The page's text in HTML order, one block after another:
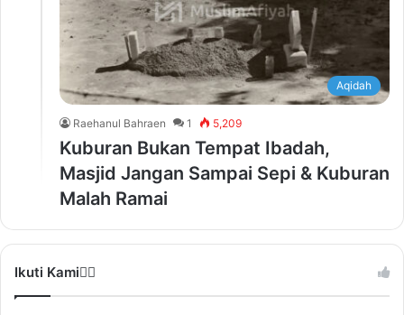
Aqidah
Raehanul Bahraen 1 5,209
Kuburan Bukan Tempat Ibadah,
Masjid Jangan Sampai Sepi & Kuburan
Malah Ramai
Ikuti Kami❤️‍🔥